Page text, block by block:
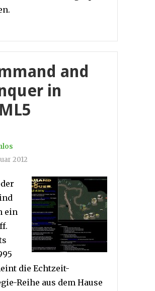
and
in
2012
ein
die Echtzeit-
Reihe aus dem Hause